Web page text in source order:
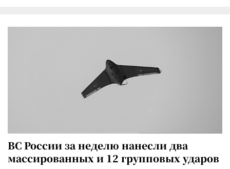
ВС России за неделю нанесли два
массированных и 12 групповых ударов